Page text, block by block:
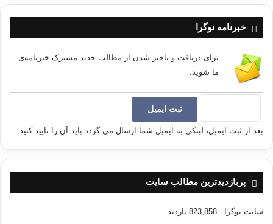
خبرنامه نوگرا
برای دریافت و باخبر شدن از مطالب جدید مشترک خبرنامه‌ی
ما شوید.
بعد از ثبت ایمیل، لینکی به ایمیل شما ارسال می گردد باید آن را تایید کنید.
پربازدیدترین مطالب سایت
سایت نوگرا - 823,858 بازدید